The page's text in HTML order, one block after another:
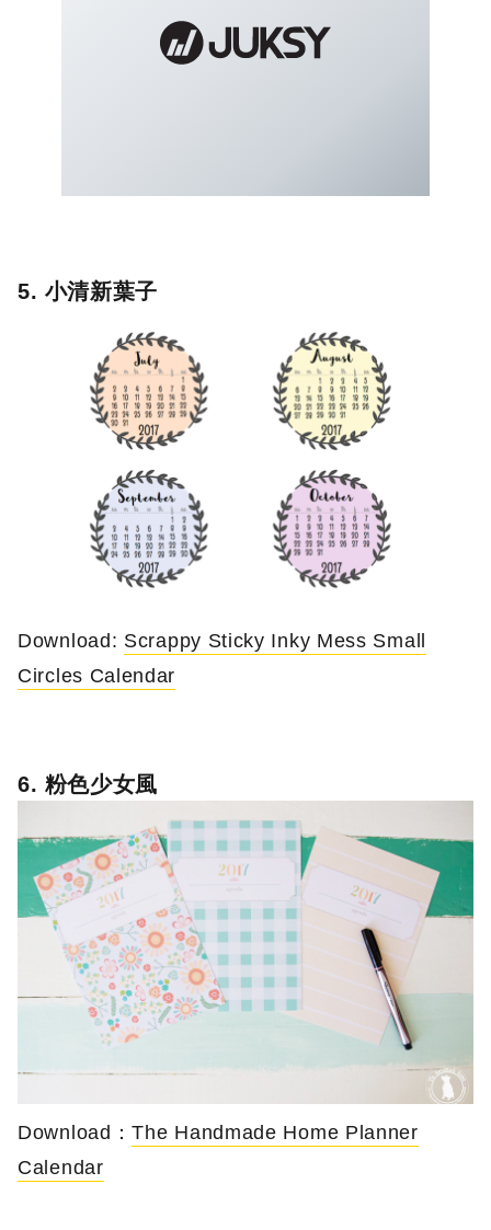
5. 小清新葉子
Download: Scrappy Sticky Inky Mess Small
Circles Calendar
6. 粉色少女風
Download：The Handmade Home Planner
Calendar